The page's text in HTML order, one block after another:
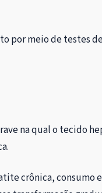
por meio de testes
na qual o tecido
crônica, consumo